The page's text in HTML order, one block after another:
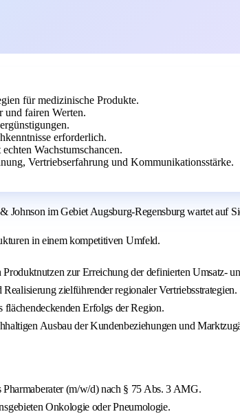
für medizinische Produkte.
und fairen Werten.
erforderlich.
Wachstumschancen.
Vertriebserfahrung und Kommunikationsstärke.
im Gebiet Augsburg-Regensburg wartet auf
in einem kompetitiven Umfeld.
zur Erreichung der definierten Umsatz-
zielführender regionaler Vertriebsstrategien.
flächendeckenden Erfolgs der Region.
Ausbau der Kundenbeziehungen und
(m/w/d) nach § 75 Abs. 3 AMG.
Onkologie oder Pneumologie.